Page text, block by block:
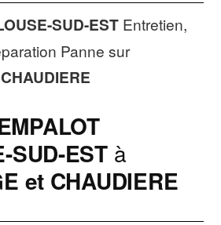
SUD-EST Entretien,
Panne sur
SUD-ESTà
et CHAUDIERE